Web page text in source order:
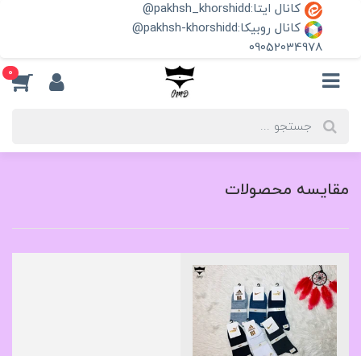
کانال ایتا:pakhsh_khorshidd@
کانال روبیکا:pakhsh-khorshidd@
09052034978
0
مقایسه محصولات